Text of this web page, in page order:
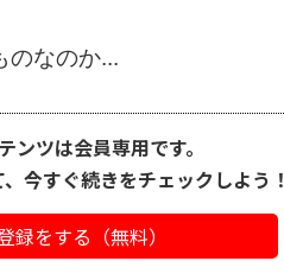
のなのか...
ンツは会員専用です。
今すぐ続きをチェックしよう！
録をする（無料）